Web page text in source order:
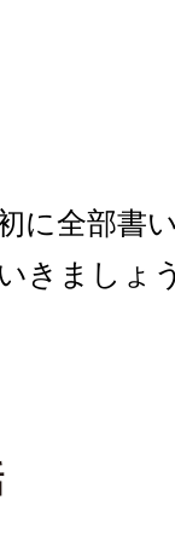
に全部書
きましょ